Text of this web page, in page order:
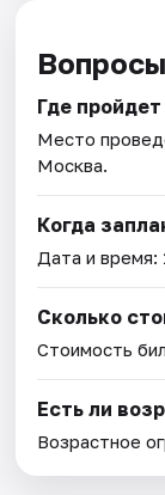
Где
Место
Москва.
Когда
Дата и время:
Сколько
Стоимость
Есть ли
Возрастное